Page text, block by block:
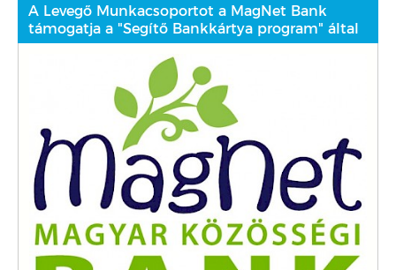
A Levegő Munkacsoportot a MagNet Bank
támogatja a "Segítő Bankkártya program" által